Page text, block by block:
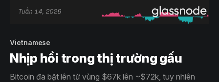
Vietnamese
Nhịp hồi trong thị trường gấu
Bitcoin đã bật lên từ vùng $67k lên ~$72k, tuy nhiên